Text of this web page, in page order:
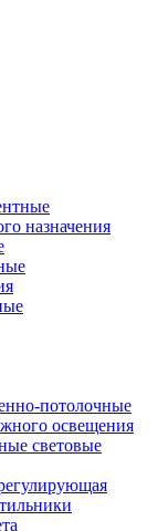
назначения
потолочные
освещения
световые